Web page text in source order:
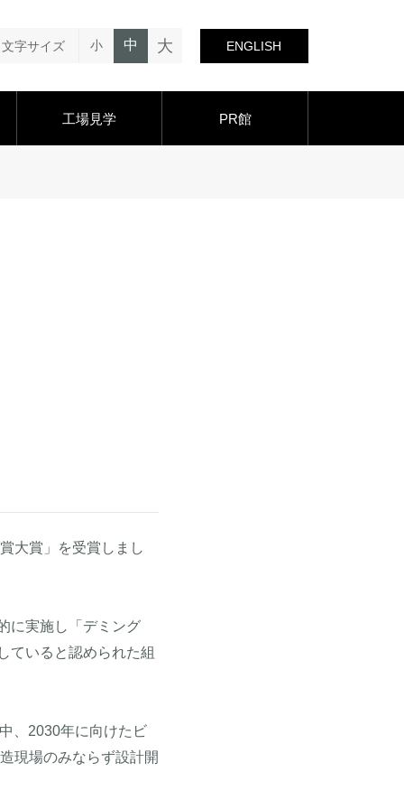
文字サイズ 小 中 大 ENGLISH
工場見学 PR館
大賞」を受賞しまし
に実施し「デミング
ていると認められた組
、2030年に向けたビ
現場のみならず設計開